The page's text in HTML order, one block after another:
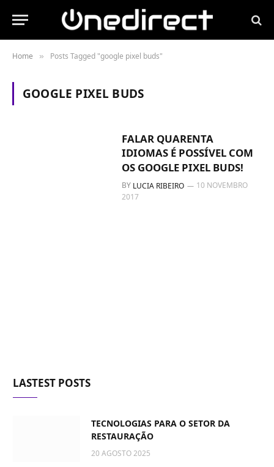
Home » Posts Tagged "google pixel buds"
GOOGLE PIXEL BUDS
FALAR QUARENTA
IDIOMAS É POSSÍVEL COM
OS GOOGLE PIXEL BUDS!
BY LUCIA RIBEIRO
10 NOVEMBRO
2017
LASTEST POSTS
TECNOLOGIAS PARA O SETOR DA
RESTAURAÇÃO
20 AGOSTO 2025